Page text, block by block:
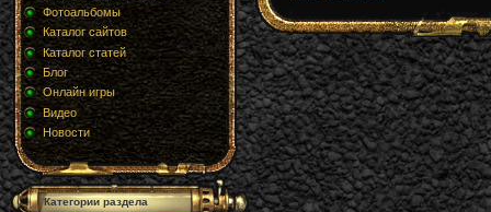
Фотоальбомы
Каталог сайтов
Каталог статей
Блог
Онлайн игры
Видео
Новости
Категории раздела